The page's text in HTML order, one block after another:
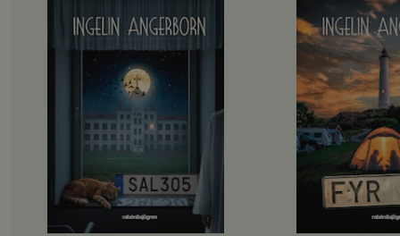
Fristående uppföljare till Rum 213
”Ingelin Angerborn är otroligt
skicklig på att bygga upp rädslan i
helt vanliga situationer.”
Dagens Nyheter”Det här är riktigt
Barn&ungdomsboksbloggenVem är
det som tar Elviras hand just när
hon håller på att somna? Och vem
var det egentligen hon såg i
sjukhussängen bredvid hennes i
natt? Elvira vet inte. Hon vet bara
Fristående
”Ingelin
igen.”
Corren”Fyr 137 är
väldigt bra
perfekt som
Bokkoll.seVem
Elvira, Meja och
vid Svartudden?
smyger utanför
natten? Och vem
Elvira ser i fyrens